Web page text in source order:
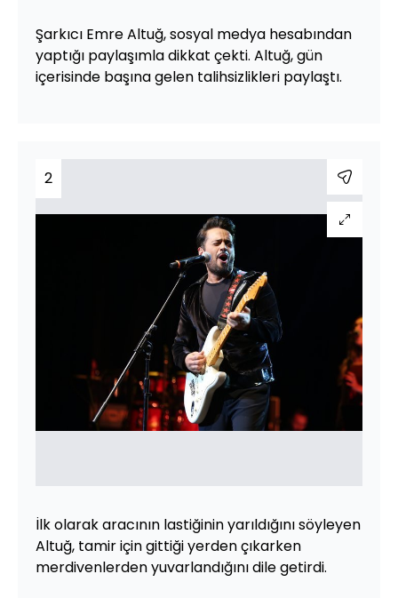
Şarkıcı Emre Altuğ, sosyal medya hesabından
yaptığı paylaşımla dikkat çekti. Altuğ, gün
içerisinde başına gelen talihsizlikleri paylaştı.
2
İlk olarak aracının lastiğinin yarıldığını söyleyen
Altuğ, tamir için gittiği yerden çıkarken
merdivenlerden yuvarlandığını dile getirdi.